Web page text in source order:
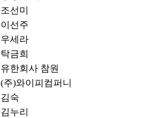
조선미
이선주
우세라
탁금희
유한회사 참원
(주)와이피컴퍼니
김숙
김누리